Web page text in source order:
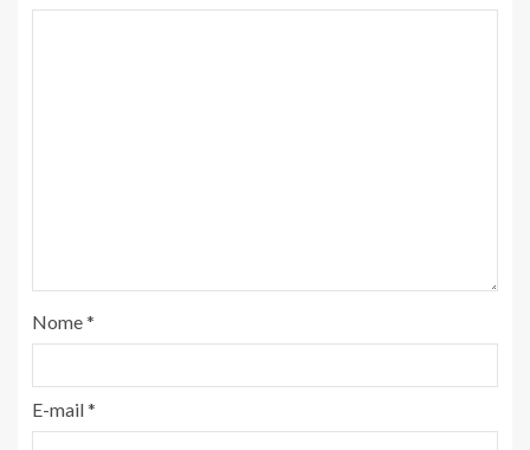
Nome*
E-mail*